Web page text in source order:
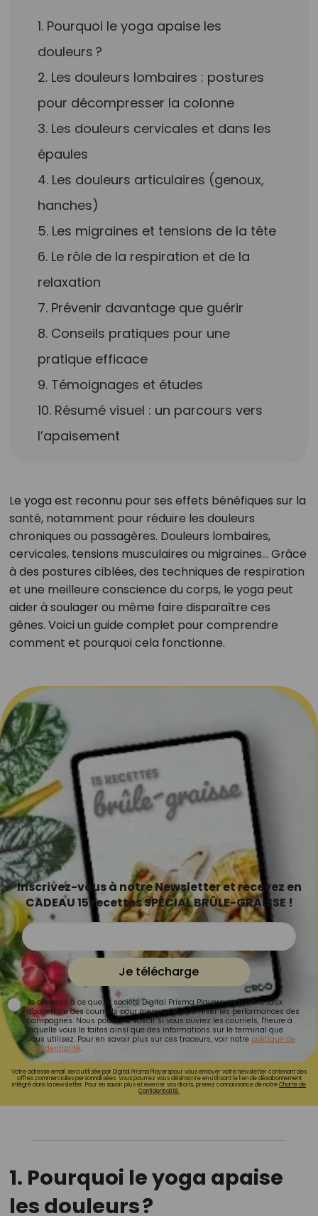
1. Pourquoi le yoga apaise les
douleurs ?
2. Les douleurs lombaires : postures
pour décompresser la colonne
3. Les douleurs cervicales et dans les
épaules
4. Les douleurs articulaires (genoux,
hanches)
5. Les migraines et tensions de la tête
6. Le rôle de la respiration et de la
relaxation
7. Prévenir davantage que guérir
8. Conseils pratiques pour une
pratique efficace
9. Témoignages et études
10. Résumé visuel : un parcours vers
l’apaisement
Le yoga est reconnu pour ses effets bénéfiques sur la
santé, notamment pour réduire les douleurs
chroniques ou passagères. Douleurs lombaires,
cervicales, tensions musculaires ou migraines… Grâce
à des postures ciblées, des techniques de respiration
et une meilleure conscience du corps, le yoga peut
aider à soulager ou même faire disparaître ces
gênes. Voici un guide complet pour comprendre
comment et pourquoi cela fonctionne.
Inscrivez-vous à notre Newsletter et recevez en
CADEAU 15 recettes SPÉCIAL BRÛLE-GRAISSE !
Je télécharge
Je consens à ce que la société Digital Prisma Players analyse le taux
d'ouverture des courriels pour mesurer et optimiser les performances des
campagnes. Nous pourrons savoir si vous ouvrez les courriels, l'heure à
laquelle vous le faites ainsi que des informations sur le terminal que
vous utilisez. Pour en savoir plus sur ces traceurs, voir notre politique de
confidentialité.
Votre adresse email sera utilisée par Digital Prisma Playerspour vous envoyer votre newsletter contenant des
offres commerciales personnalisées. Vous pourrez vous désinscrire en utilisant le lien de désabonnement
intégré dans la newsletter. Pour en savoir plus et exercer vos droits, prenez connaissance de notreCharte de
Confidentialité.
1. Pourquoi le yoga apaise
les douleurs ?